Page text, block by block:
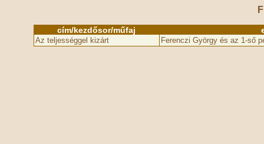
cím/kezdősor/műfaj
Az teljességgel kizárt Ferenczi György és az 1-ső